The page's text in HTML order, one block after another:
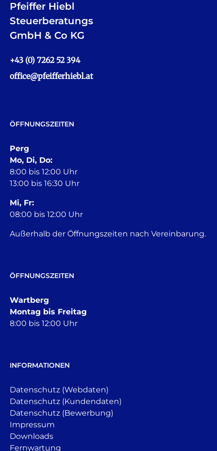
Pfeiffer Hiebl
Steuerberatungs
GmbH & Co KG
+43 (0) 7262 52 394
office@pfeifferhiebl.at
ÖFFNUNGSZEITEN
Perg
Mo, Di, Do:
8:00 bis 12:00 Uhr
13:00 bis 16:30 Uhr
Mi, Fr:
08:00 bis 12:00 Uhr
Außerhalb der Öffnungszeiten nach Vereinbarung.
ÖFFNUNGSZEITEN
Wartberg
Montag bis Freitag
8:00 bis 12:00 Uhr
INFORMATIONEN
Datenschutz (Webdaten)
Datenschutz (Kundendaten)
Datenschutz (Bewerbung)
Impressum
Downloads
Fernwartung